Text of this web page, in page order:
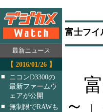
最新ニュース
【 2016/01/26 】
■
ニコンD3300の
最新ファームウ
ェアが公開
■ 無制限でRAWも
富士フイ
富
～